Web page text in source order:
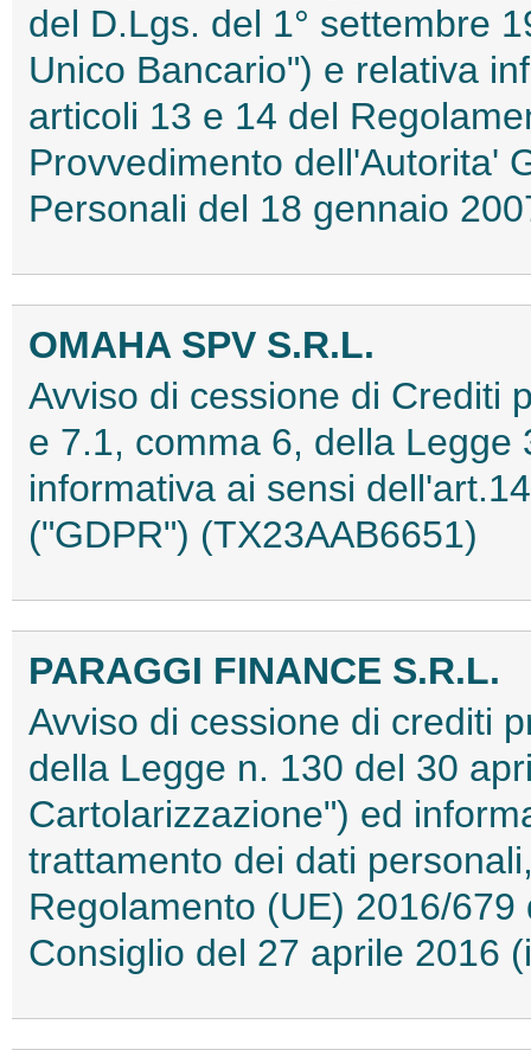
del D.Lgs. del 1° settembre
Unico Bancario") e relativa
articoli 13 e 14 del
Provvedimento dell'Autorita'
Personali del 18 gennaio
OMAHA SPV S.R.L.
Avviso di cessione di Crediti
e 7.1, comma 6, della
informativa ai sensi
("GDPR") (TX23AAB6651)
PARAGGI FINANCE S.R.L.
Avviso di cessione di crediti
della Legge n. 130 del 30
Cartolarizzazione") ed
trattamento dei dati
Regolamento (UE) 2016/
Consiglio del 27 aprile 2016